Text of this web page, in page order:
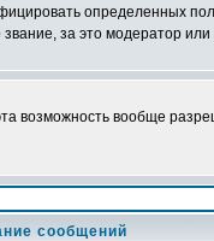
определенных
за это модератор
возможность вообще
сообщений